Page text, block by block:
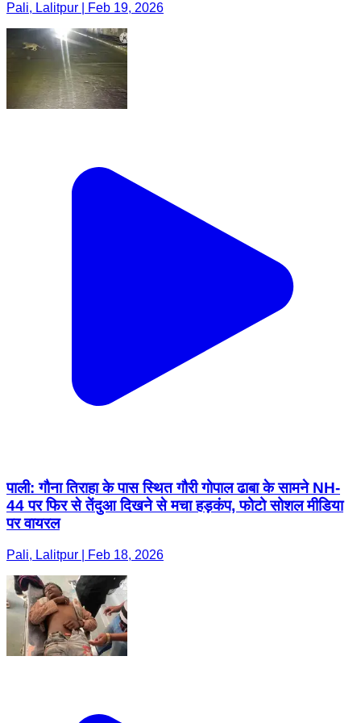
Pali, Lalitpur | Feb 19, 2026
पाली: गौना तिराहा के पास स्थित गौरी गोपाल ढाबा के सामने NH-
44 पर फिर से तेंदुआ दिखने से मचा हड़कंप, फोटो सोशल मीडिया
पर वायरल
Pali, Lalitpur | Feb 18, 2026